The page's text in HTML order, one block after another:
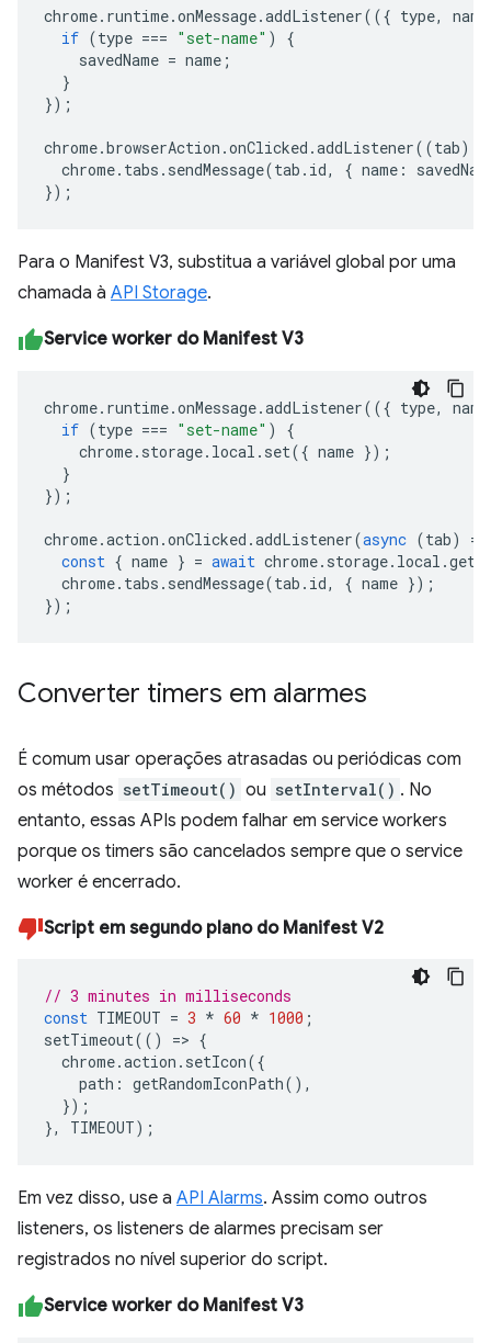
chrome. runtime.onMessage.addListener(({ type,
name
if (type === "set-name" )
{
savedName = name ;
}
});
chrome.browserAction .onClicked .addListener((tab)
chrome. tabs . sendMessage(tab . id, { name :
});
Para o Manifest V3, substitua a variável global por uma
chamada à API Storage.
Service worker do Manifest V3
chrome. runtime.onMessage.addListener(({ type,
name
if (type === "set-name" )
{
chrome. storage. local . set({ name });
}
});
chrome.action .onClicked .addListener(async (tab)
=>
const { name } = await chrome. storage. local .get
chrome. tabs . sendMessage(tab . id, { name });
});
Converter timers em alarmes
É comum usar operações atrasadas ou periódicas com
os métodos setTimeout() ou setInterval() . No
entanto, essas APIs podem falhar em service workers
porque os timers são cancelados sempre que o service
worker é encerrado.
Script em segundo plano do Manifest V2
// 3 minutes in milliseconds
const TIMEOUT = 3 * 60 * 1000 ;
setTimeout(() => {
chrome.action . setIcon({
path : getRandomIconPath(),
});
},
TIMEOUT);
Em vez disso, use a API Alarms. Assim como outros
listeners, os listeners de alarmes precisam ser
registrados no nível superior do script.
Service worker do Manifest V3